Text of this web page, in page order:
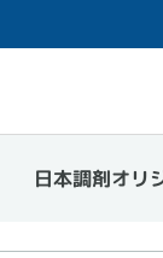
日本調剤オリ